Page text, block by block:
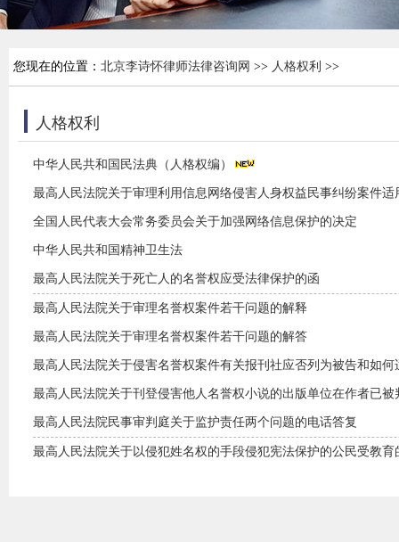
您现在的位置： 北京李诗怀律师法律咨询网 >> 人格权利 >>
人格权利
中华人民共和国民法典（人格权编）
最高人民法院关于审理利用信息网络侵害人身权益民事纠纷案件适
全国人民代表大会常务委员会关于加强网络信息保护的决定
中华人民共和国精神卫生法
最高人民法院关于死亡人的名誉权应受法律保护的函
最高人民法院关于审理名誉权案件若干问题的解释
最高人民法院关于审理名誉权案件若干问题的解答
最高人民法院关于侵害名誉权案件有关报刊社应否列为被告和如何
最高人民法院关于刊登侵害他人名誉权小说的出版单位在作者已被
最高人民法院民事审判庭关于监护责任两个问题的电话答复
最高人民法院关于以侵犯姓名权的手段侵犯宪法保护的公民受教育